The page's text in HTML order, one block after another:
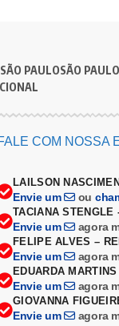
PAULOSÃO PAULO
COM NOSSA
LAILSON
Envie um ou
TACIANA STENGLE
Envie um agora
FELIPE ALVES –
Envie um agora
EDUARDA
Envie um agora
GIOVANNA
Envie um agora